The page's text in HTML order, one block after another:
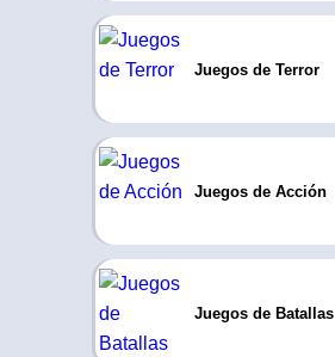
Juegos de Terror
Juegos de Acción
Juegos de Batallas